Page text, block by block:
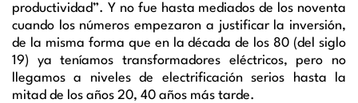
productividad”. Y no fue hasta mediados de los noventa
cuando los números empezaron a justificar la inversión,
de la misma forma que en la década de los 80 (del siglo
19) ya teníamos transformadores eléctricos, pero no
llegamos a niveles de electrificación serios hasta la
mitad de los años 20, 40 años más tarde.